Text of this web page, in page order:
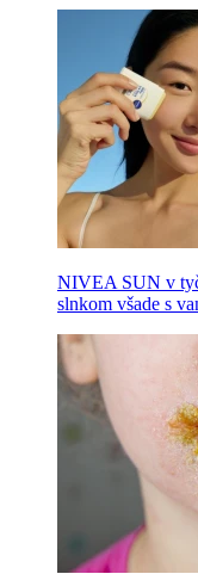
NIVEA SUN v
slnkom všade s